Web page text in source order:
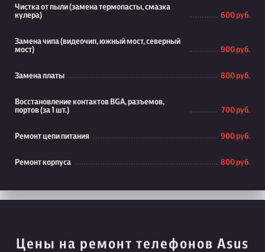
Чистка от пыли (замена термопасты, смазка
кулера)
600 руб.
Замена чипа (видеочип, южный мост, северный
мост)
900 руб.
Замена платы 800 руб.
Восстановление контактов BGA, разъемов,
портов (за 1 шт.)
700 руб.
Ремонт цепи питания 900 руб.
Ремонт корпуса 800 руб.
Цены на ремонт телефонов Asus